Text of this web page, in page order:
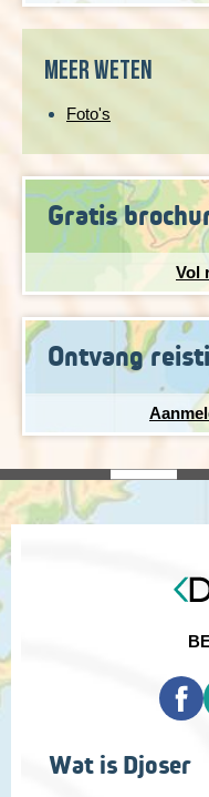
natuur en cultuur van dit
kiest voor een
meren en kastelen, een
betoveren!
Meer weten
Foto's
Gratis
Vol
Ontvang
Wat is Djoser